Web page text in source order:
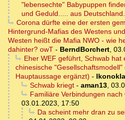
"lebensechte" Babypuppen
und Geduld..... aus Deutschland.
Corona dürfte eine der ersten
Hintergrund-Mafias des Westens
Westen heißt die Mafia NWO - wie
dahinter? owT - BerndBorchert,
Eher WEF geführt, Schwab hat
chinesische
Hauptaussage ergänzt) -
Schwab kriegt- aman13,
Familiäre Verbindungen nach
03.01.2023, 17:50
Da scheint mehr dran zu